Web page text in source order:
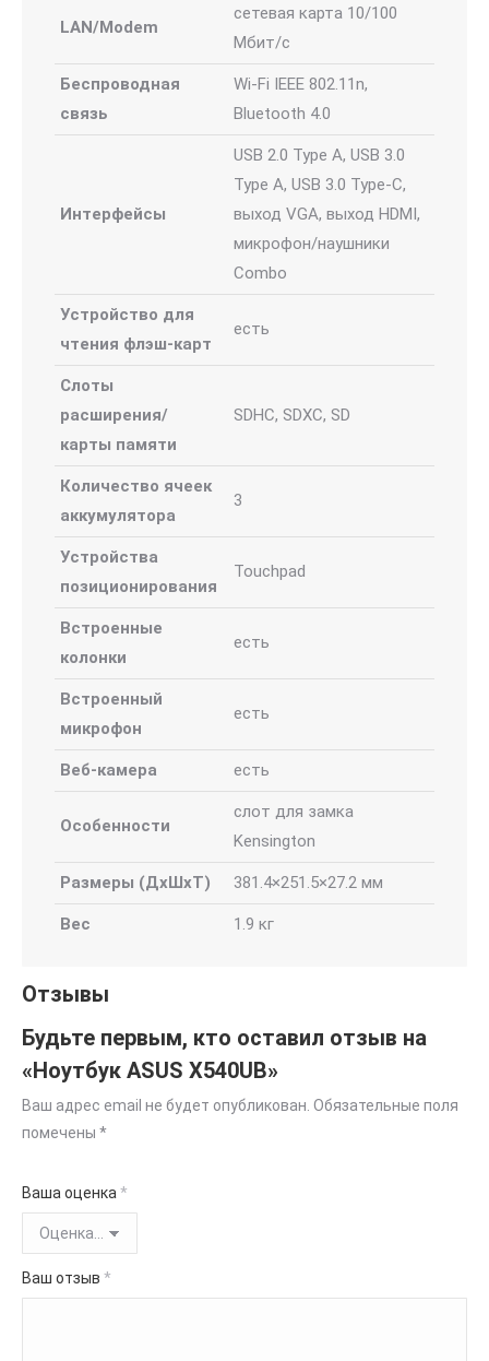
LAN/Modem
сетевая карта 10/100
Мбит/c
Беспроводная
связь
Wi-Fi IEEE 802.11n,
Bluetooth 4.0
Интерфейсы
USB 2.0 Type A, USB 3.0
Type A, USB 3.0 Type-С,
выход VGA, выход HDMI,
микрофон/наушники
Combo
Устройство для
чтения флэш-карт
есть
Слоты
расширения/
карты памяти
SDHC, SDXC, SD
Количество ячеек
аккумулятора
3
Устройства
позиционирования
Touchpad
Встроенные
колонки
есть
Встроенный
микрофон
есть
Веб-камера есть
Особенности
слот для замка
Kensington
Размеры (ДхШхТ) 381.4×251.5×27.2 мм
Вес 1.9 кг
Отзывы
Будьте первым, кто оставил отзыв на
«Ноутбук ASUS X540UB»
Ваш адрес email не будет опубликован. Обязательные поля
помечены *
Ваша оценка *
Ваш отзыв *